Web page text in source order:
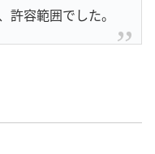
容範囲でした。